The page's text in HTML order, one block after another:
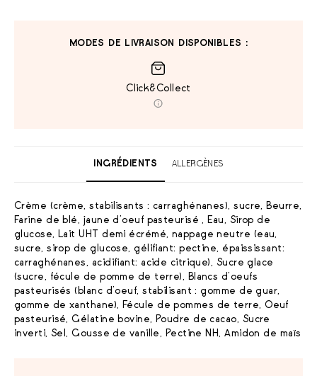
MODES DE LIVRAISON DISPONIBLES :
Click&Collect
INGRÉDIENTS ALLERGÈNES
Crème (crème, stabilisants : carraghénanes), sucre, Beurre,
Farine de blé, jaune d’oeuf pasteurisé , Eau, Sirop de
glucose, Lait UHT demi écrémé, nappage neutre (eau,
sucre, sirop de glucose, gélifiant: pectine, épaississant:
carraghénanes, acidifiant: acide citrique), Sucre glace
(sucre, fécule de pomme de terre), Blancs d’oeufs
pasteurisés (blanc d’oeuf, stabilisant : gomme de guar,
gomme de xanthane), Fécule de pommes de terre, Oeuf
pasteurisé, Gélatine bovine, Poudre de cacao, Sucre
inverti, Sel, Gousse de vanille, Pectine NH, Amidon de maïs